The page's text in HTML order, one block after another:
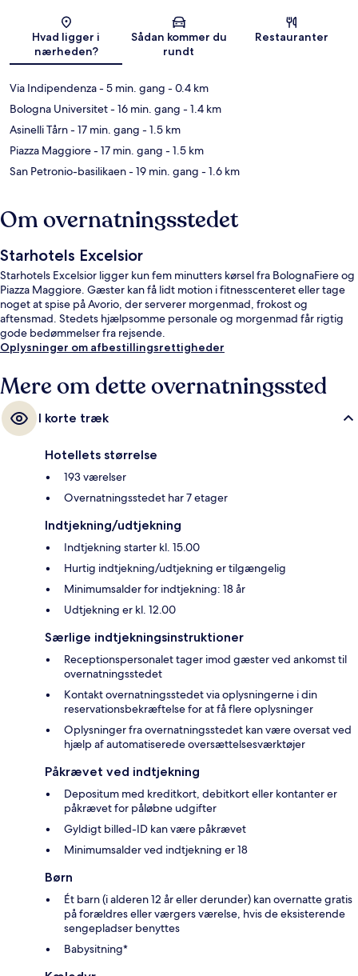
Kort
Hvad ligger i
nærheden?
Sådan kommer du
rundt
Restauranter
Via Indipendenza- 5 min. gang - 0.4 km
Bologna Universitet- 16 min. gang - 1.4 km
Asinelli Tårn- 17 min. gang - 1.5 km
Piazza Maggiore- 17 min. gang - 1.5 km
San Petronio-basilikaen- 19 min. gang - 1.6 km
Om overnatningsstedet
Starhotels Excelsior
Starhotels Excelsior ligger kun fem minutters kørsel fra BolognaFiere og
Piazza Maggiore. Gæster kan få lidt motion i fitnesscenteret eller tage
noget at spise på Avorio, der serverer morgenmad, frokost og
aftensmad. Stedets hjælpsomme personale og morgenmad får rigtig
gode bedømmelser fra rejsende.
Oplysninger om afbestillingsrettigheder
Mere om dette overnatningssted
I korte træk
Hotellets størrelse
193 værelser
Overnatningsstedet har 7 etager
Indtjekning/udtjekning
Indtjekning starter kl. 15.00
Hurtig indtjekning/udtjekning er tilgængelig
Minimumsalder for indtjekning: 18 år
Udtjekning er kl. 12.00
Særlige indtjekningsinstruktioner
Receptionspersonalet tager imod gæster ved ankomst til
overnatningsstedet
Kontakt overnatningsstedet via oplysningerne i din
reservationsbekræftelse for at få flere oplysninger
Oplysninger fra overnatningsstedet kan være oversat ved
hjælp af automatiserede oversættelsesværktøjer
Påkrævet ved indtjekning
Depositum med kreditkort, debitkort eller kontanter er
påkrævet for påløbne udgifter
Gyldigt billed-ID kan være påkrævet
Minimumsalder ved indtjekning er 18
Børn
Ét barn (i alderen 12 år eller derunder) kan overnatte gratis
på forældres eller værgers værelse, hvis de eksisterende
sengepladser benyttes
Babysitning*